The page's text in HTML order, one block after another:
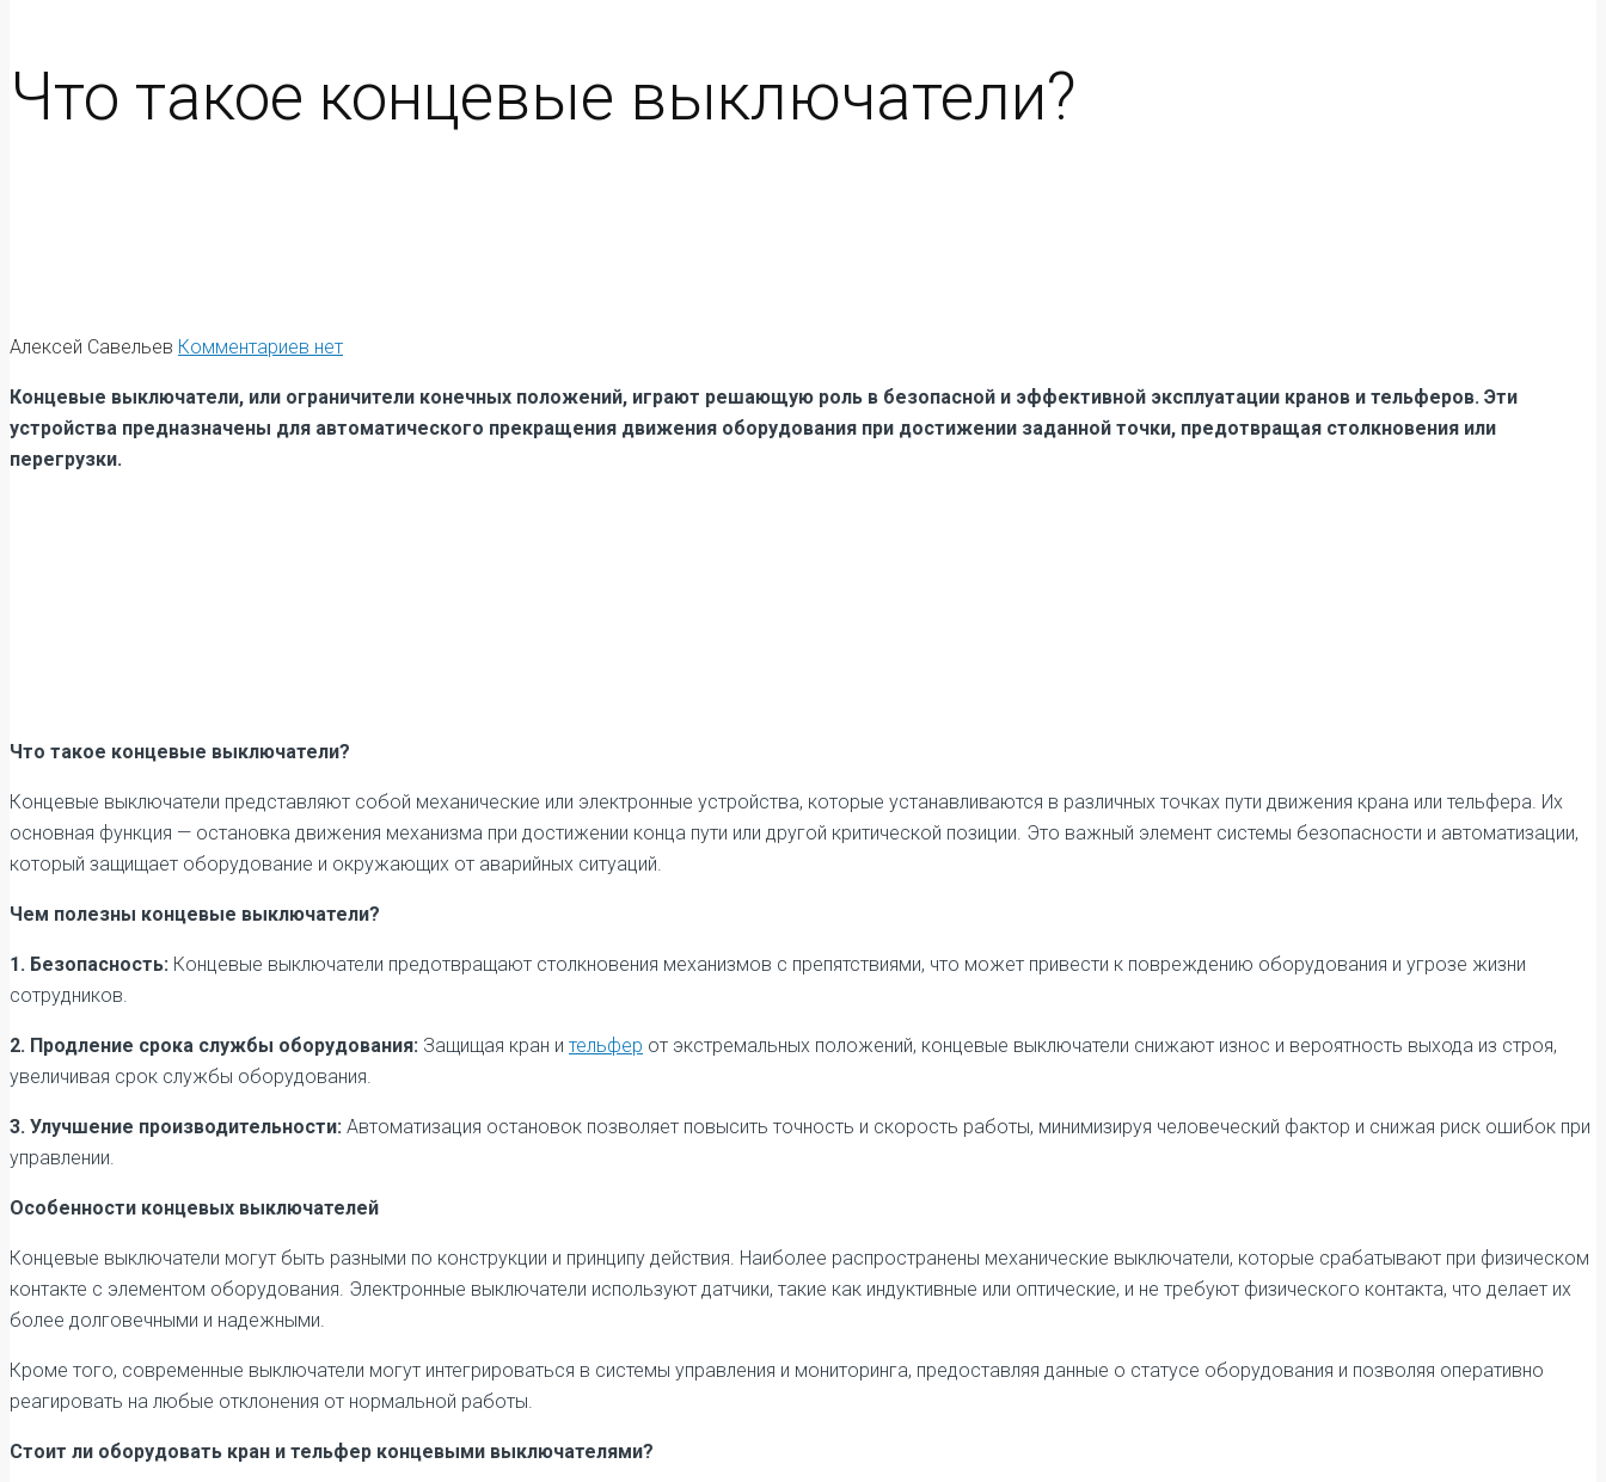
Что такое концевые выключатели?
Алексей Савельев Комментариев нет
Концевые выключатели, или ограничители конечных положений, играют решающую роль в безопасной и эффективной эксплуатации кранов и тельферов. Эти
устройства предназначены для автоматического прекращения движения оборудования при достижении заданной точки, предотвращая столкновения или
перегрузки.
Что такое концевые выключатели?
Концевые выключатели представляют собой механические или электронные устройства, которые устанавливаются в различных точках пути движения крана или тельфера. Их
основная функция — остановка движения механизма при достижении конца пути или другой критической позиции. Это важный элемент системы безопасности и автоматизации,
который защищает оборудование и окружающих от аварийных ситуаций.
Чем полезны концевые выключатели?
1. Безопасность: Концевые выключатели предотвращают столкновения механизмов с препятствиями, что может привести к повреждению оборудования и угрозе жизни
сотрудников.
2. Продление срока службы оборудования: Защищая кран и тельфер от экстремальных положений, концевые выключатели снижают износ и вероятность выхода из строя,
увеличивая срок службы оборудования.
3. Улучшение производительности: Автоматизация остановок позволяет повысить точность и скорость работы, минимизируя человеческий фактор и снижая риск ошибок при
управлении.
Особенности концевых выключателей
Концевые выключатели могут быть разными по конструкции и принципу действия. Наиболее распространены механические выключатели, которые срабатывают при физическом
контакте с элементом оборудования. Электронные выключатели используют датчики, такие как индуктивные или оптические, и не требуют физического контакта, что делает их
более долговечными и надежными.
Кроме того, современные выключатели могут интегрироваться в системы управления и мониторинга, предоставляя данные о статусе оборудования и позволяя оперативно
реагировать на любые отклонения от нормальной работы.
Стоит ли оборудовать кран и тельфер концевыми выключателями?